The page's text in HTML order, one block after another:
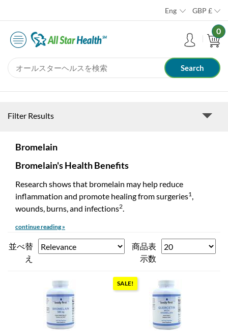
Eng GBP £
0
Filter Results
Bromelain
Bromelain's Health Benefits
Research shows that bromelain may help reduce
inflammation and promote healing from surgeries1,
wounds, burns, and infections2.
continue reading »
並べ替
え
商品表
示数
SALE!